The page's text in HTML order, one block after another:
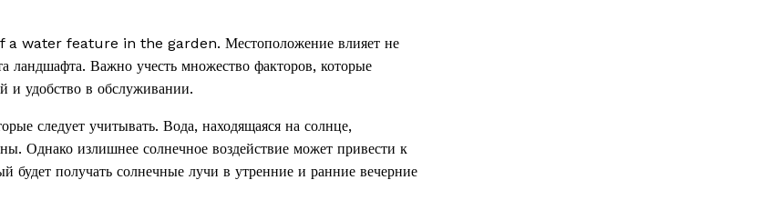
feature in the garden. Местоположение влияет не
ландшафта. Важно учесть множество факторов, которые
и удобство в обслуживании.
следует учитывать. Вода, находящаяся на солнце,
Однако излишнее солнечное воздействие может привести к
будет получать солнечные лучи в утренние и ранние вечерние